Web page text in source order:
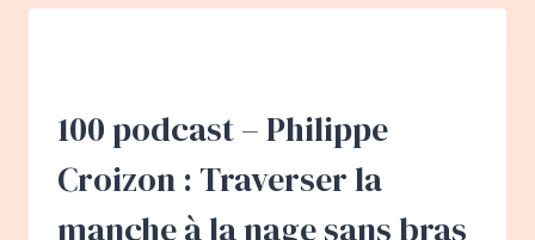
ROY
DANSE
LA
MÉTHODE
100 podcast – Philippe
Croizon : Traverser la
manche à la nage sans bras